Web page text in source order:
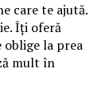
care te ajută.
Îți oferă
la prea
mult în